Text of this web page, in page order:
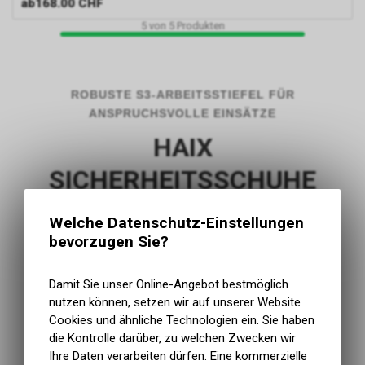
ab168.00 CHF
5 von 5 Produkten
ROBUSTE S3-ARBEITSSTIEFEL FÜR
ANSPRUCHSVOLLE EINSÄTZE
HAIX
SICHERHEITSSCHUHE
Die Haix Sicherheitsschuhe bei work-
wear24.shop umfassen robuste S3-Modelle für
Arbeiten im Freien. Black Eagle, Airpower und
Trekker verbinden hohe Schäfte, strapazierfähige
Materialien und je nach Modell Gore-Tex®-
Ausstattung.
Welche Datenschutz-Einstellungen
bevorzugen Sie?
Damit Sie unser Online-Angebot bestmöglich
nutzen können, setzen wir auf unserer Website
Cookies und ähnliche Technologien ein. Sie haben
die Kontrolle darüber, zu welchen Zwecken wir
Ihre Daten verarbeiten dürfen. Eine kommerzielle